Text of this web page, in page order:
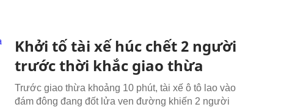
Khởi tố tài xế húc chết 2 người
trước thời khắc giao thừa
Trước giao thừa khoảng 10 phút, tài xế ô tô lao vào
đám đông đang đốt lửa ven đường khiến 2 người